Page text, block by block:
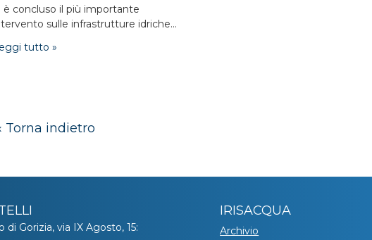
è concluso il più importante
sulle infrastrutture idriche...
tutto »
Torna indietro
di Gorizia, via IX Agosto, 15:
IRISACQUA
Archivio